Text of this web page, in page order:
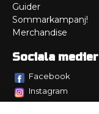
Guider
Sommarkampanj!
Merchandise
Sociala medier
Facebook
Instagram